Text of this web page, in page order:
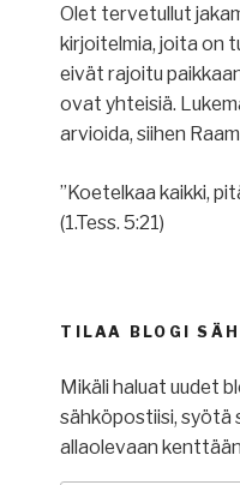
Olet tervetullut
kirjoitelmia, joita on
eivät rajoitu
ovat yhteisiä.
arvioida, siihen
”Koetelkaa kaikki,
(1.Tess. 5:21)
TILAA BLOGI
Mikäli haluat uudet
sähköpostiisi,
allaolevaan